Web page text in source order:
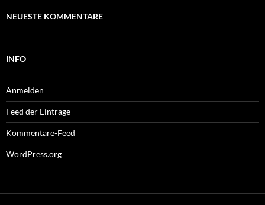
NEUESTE KOMMENTARE
INFO
Anmelden
Feed der Einträge
Kommentare-Feed
WordPress.org